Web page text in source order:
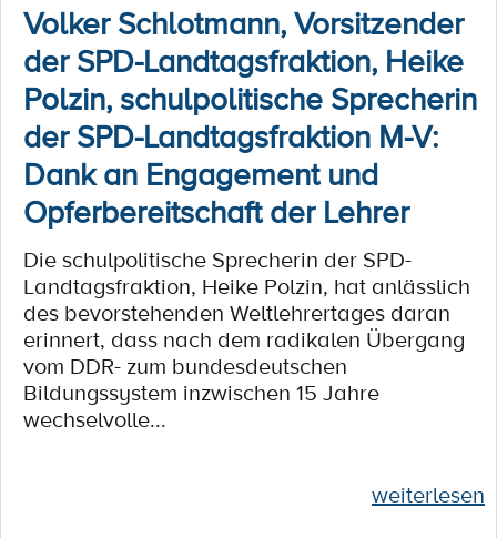
Volker Schlotmann, Vorsitzender
der SPD-Landtagsfraktion, Heike
Polzin, schulpolitische Sprecherin
der SPD-Landtagsfraktion M-V:
Dank an Engagement und
Opferbereitschaft der Lehrer
Die schulpolitische Sprecherin der SPD-
Landtagsfraktion, Heike Polzin, hat anlässlich
des bevorstehenden Weltlehrertages daran
erinnert, dass nach dem radikalen Übergang
vom DDR- zum bundesdeutschen
Bildungssystem inzwischen 15 Jahre
wechselvolle...
weiterlesen